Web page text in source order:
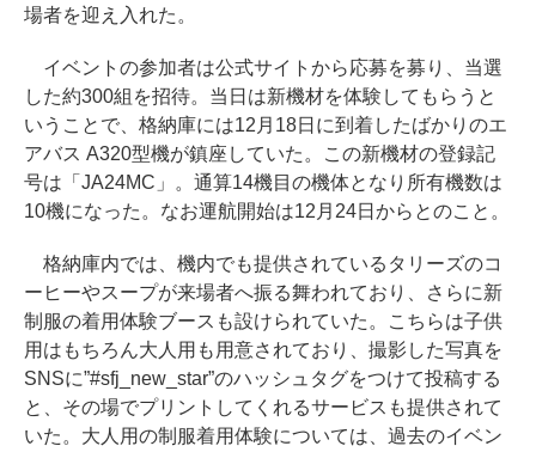
場者を迎え入れた。
イベントの参加者は公式サイトから応募を募り、当選
した約300組を招待。当日は新機材を体験してもらうと
いうことで、格納庫には12月18日に到着したばかりのエ
アバス A320型機が鎮座していた。この新機材の登録記
号は「JA24MC」。通算14機目の機体となり所有機数は
10機になった。なお運航開始は12月24日からとのこと。
格納庫内では、機内でも提供されているタリーズのコ
ーヒーやスープが来場者へ振る舞われており、さらに新
制服の着用体験ブースも設けられていた。こちらは子供
用はもちろん大人用も用意されており、撮影した写真を
SNSに”#sfj_new_star”のハッシュタグをつけて投稿する
と、その場でプリントしてくれるサービスも提供されて
いた。大人用の制服着用体験については、過去のイベン